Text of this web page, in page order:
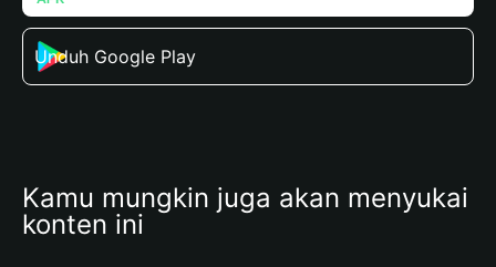
Unduh Google Play
Kamu mungkin juga akan menyukai
konten ini